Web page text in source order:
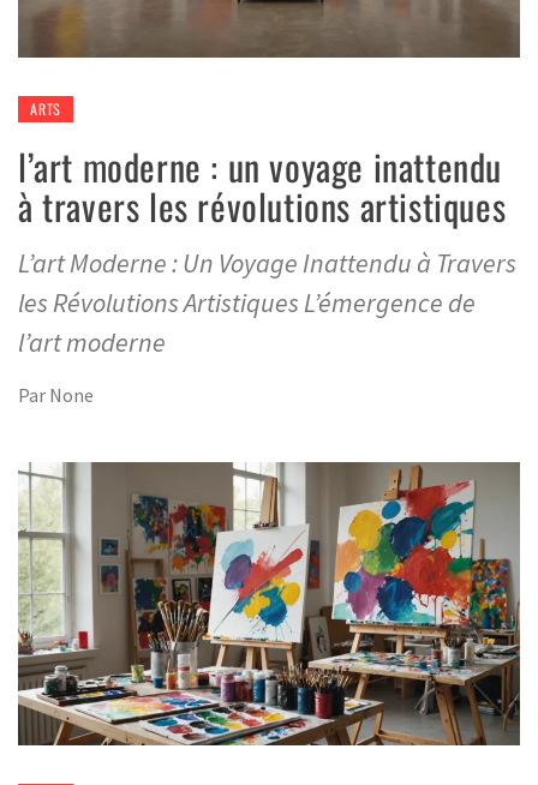
ARTS
l’art moderne : un voyage inattendu
à travers les révolutions artistiques
L’art Moderne : Un Voyage Inattendu à Travers
les Révolutions Artistiques L’émergence de
l’art moderne
Par None